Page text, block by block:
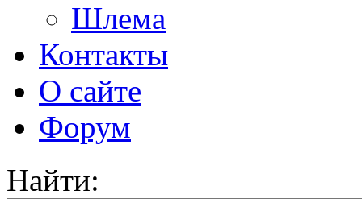
Шлема
Контакты
О сайте
Форум
Найти: